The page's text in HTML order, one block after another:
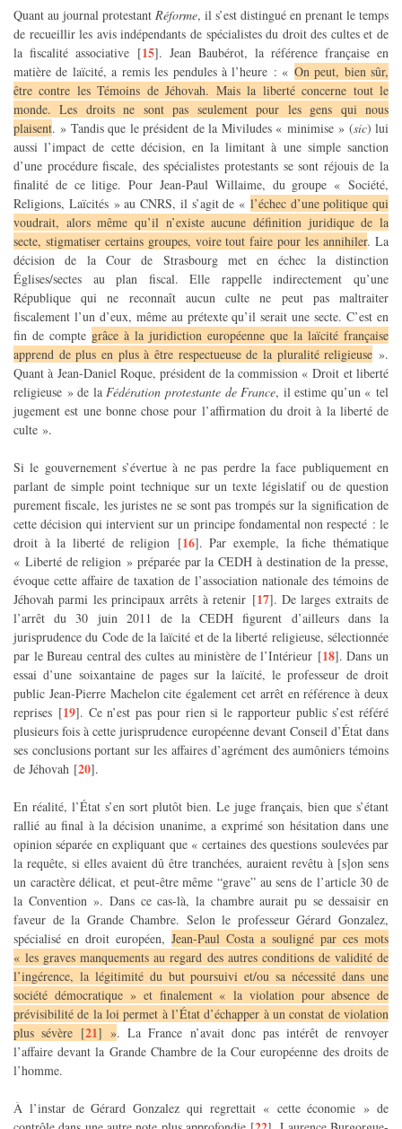
Quant au journal protestant Réforme, il s’est distingué en prenant le temps
de recueillir les avis indépendants de spécialistes du droit des cultes et de
la fiscalité associative [15]. Jean Baubérot, la référence française en
matière de laïcité, a remis les pendules à l’heure : « On peut, bien sûr,
être contre les Témoins de Jéhovah. Mais la liberté concerne tout le
monde. Les droits ne sont pas seulement pour les gens qui nous
plaisent. » Tandis que le président de la Miviludes « minimise » (sic) lui
aussi l’impact de cette décision, en la limitant à une simple sanction
d’une procédure fiscale, des spécialistes protestants se sont réjouis de la
finalité de ce litige. Pour Jean-Paul Willaime, du groupe « Société,
Religions, Laïcités » au CNRS, il s’agit de « l’échec d’une politique qui
voudrait, alors même qu’il n’existe aucune définition juridique de la
secte, stigmatiser certains groupes, voire tout faire pour les annihiler. La
décision de la Cour de Strasbourg met en échec la distinction
Églises/sectes au plan fiscal. Elle rappelle indirectement qu’une
République qui ne reconnaît aucun culte ne peut pas maltraiter
fiscalement l’un d’eux, même au prétexte qu’il serait une secte. C’est en
fin de compte grâce à la juridiction européenne que la laïcité française
apprend de plus en plus à être respectueuse de la pluralité religieuse ».
Quant à Jean-Daniel Roque, président de la commission « Droit et liberté
religieuse » de la Fédération protestante de France, il estime qu’un « tel
jugement est une bonne chose pour l’affirmation du droit à la liberté de
culte ».
Si le gouvernement s’évertue à ne pas perdre la face publiquement en
parlant de simple point technique sur un texte législatif ou de question
purement fiscale, les juristes ne se sont pas trompés sur la signification de
cette décision qui intervient sur un principe fondamental non respecté : le
droit à la liberté de religion [16]. Par exemple, la fiche thématique
« Liberté de religion » préparée par la CEDH à destination de la presse,
évoque cette affaire de taxation de l’association nationale des témoins de
Jéhovah parmi les principaux arrêts à retenir [17]. De larges extraits de
l’arrêt du 30 juin 2011 de la CEDH figurent d’ailleurs dans la
jurisprudence du Code de la laïcité et de la liberté religieuse, sélectionnée
par le Bureau central des cultes au ministère de l’Intérieur [18]. Dans un
essai d’une soixantaine de pages sur la laïcité, le professeur de droit
public Jean-Pierre Machelon cite également cet arrêt en référence à deux
reprises [19]. Ce n’est pas pour rien si le rapporteur public s’est référé
plusieurs fois à cette jurisprudence européenne devant Conseil d’État dans
ses conclusions portant sur les affaires d’agrément des aumôniers témoins
de Jéhovah [20].
En réalité, l’État s’en sort plutôt bien. Le juge français, bien que s’étant
rallié au final à la décision unanime, a exprimé son hésitation dans une
opinion séparée en expliquant que « certaines des questions soulevées par
la requête, si elles avaient dû être tranchées, auraient revêtu à [s]on sens
un caractère délicat, et peut-être même “grave” au sens de l’article 30 de
la Convention ». Dans ce cas-là, la chambre aurait pu se dessaisir en
faveur de la Grande Chambre. Selon le professeur Gérard Gonzalez,
spécialisé en droit européen, Jean-Paul Costa a souligné par ces mots
« les graves manquements au regard des autres conditions de validité de
l’ingérence, la légitimité du but poursuivi et/ou sa nécessité dans une
société démocratique » et finalement « la violation pour absence de
prévisibilité de la loi permet à l’État d’échapper à un constat de violation
plus sévère [21] ». La France n’avait donc pas intérêt de renvoyer
l’affaire devant la Grande Chambre de la Cour européenne des droits de
l’homme.
À l’instar de Gérard Gonzalez qui regrettait « cette économie » de